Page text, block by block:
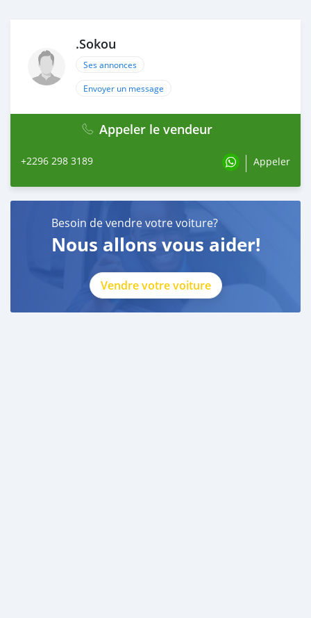
.Sokou
Ses annonces
Envoyer un message
Appeler le vendeur
+2296 298 3189 Appeler
Besoin de vendre votre voiture?
Nous allons vous aider!
Vendre votre voiture